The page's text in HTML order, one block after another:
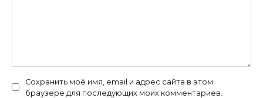
Сохранить моё имя, email и адрес сайта в этом
браузере для последующих моих комментариев.